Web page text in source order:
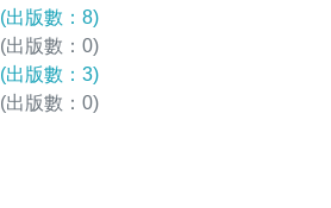
(出版數：8)
(出版數：0)
(出版數：3)
(出版數：0)